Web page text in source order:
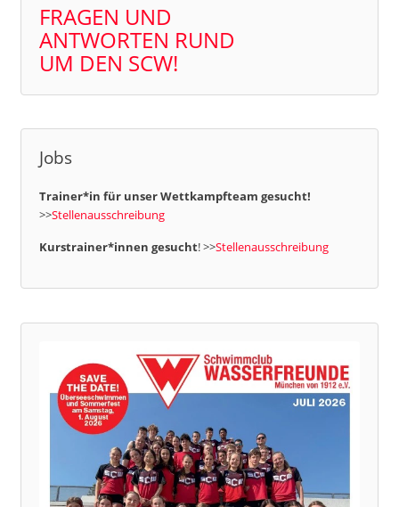
FRAGEN UND
ANTWORTEN RUND
UM DEN SCW!
Jobs
Trainer*in für unser Wettkampfteam gesucht!
>>Stellenausschreibung
Kurstrainer*innen gesucht! >>Stellenausschreibung